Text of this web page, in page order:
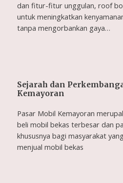
dan fitur-fitur unggulan, roof
untuk meningkatkan
tanpa mengorbankan gaya…
Sejarah dan
Kemayoran
Pasar Mobil Kemayoran
beli mobil bekas terbesar dan
khususnya bagi masyarakat
menjual mobil bekas